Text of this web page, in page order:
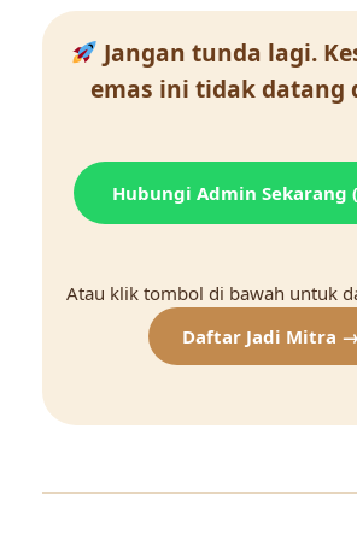
Jangan tunda lagi.
emas ini tidak datang
Hubungi Admin Sekarang
Atau klik tombol di bawah untuk
Daftar Jadi Mitra →